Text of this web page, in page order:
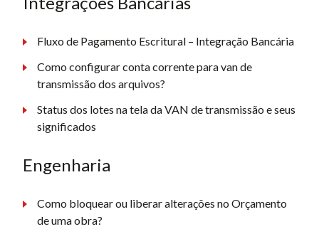
Fluxo de Pagamento Escritural – Integração Bancária
Como configurar conta corrente para van de
transmissão dos arquivos?
Status dos lotes na tela da VAN de transmissão e seus
significados
Engenharia
Como bloquear ou liberar alterações no Orçamento
de uma obra?